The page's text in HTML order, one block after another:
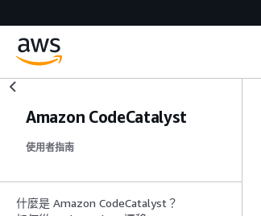
Amazon CodeCatalyst
使用者指南
什麼是 Amazon CodeCatalyst？